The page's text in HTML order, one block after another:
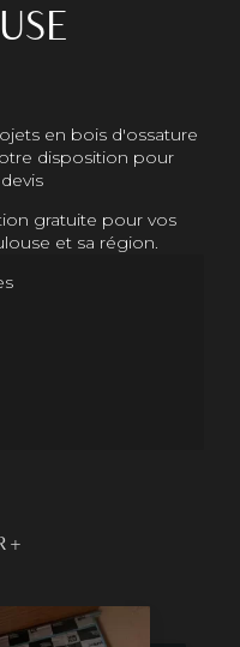
en bois d'ossature
disposition pour
gratuite pour vos
et sa région.
+